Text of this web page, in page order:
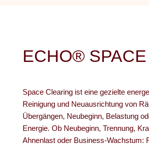
ECHO® SPACE
Space Clearing ist eine gezielte
Reinigung und Neuausrichtung von
Übergängen, Neubeginn, Belastung
Energie. Ob Neubeginn, Trennung,
Ahnenlast oder Business-Wachstum: